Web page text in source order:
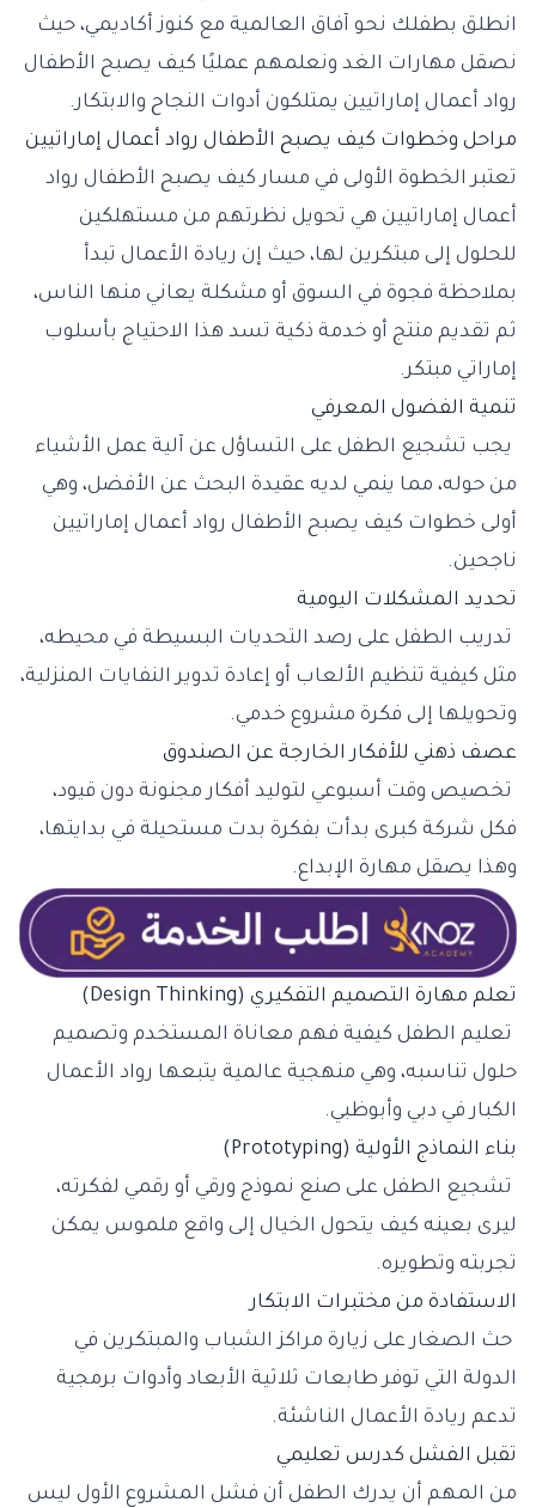
انطلق بطفلك نحو آفاق العالمية مع كنوز أكاديمي، حيث
نصقل مهارات الغد ونعلمهم عمليًا كيف يصبح الأطفال
رواد أعمال إماراتيين يمتلكون أدوات النجاح والابتكار.
مراحل وخطوات كيف يصبح الأطفال رواد أعمال إماراتيين
تعتبر الخطوة الأولى في مسار كيف يصبح الأطفال رواد
أعمال إماراتيين هي تحويل نظرتهم من مستهلكين
للحلول إلى مبتكرين لها، حيث إن ريادة الأعمال تبدأ
بملاحظة فجوة في السوق أو مشكلة يعاني منها الناس،
ثم تقديم منتج أو خدمة ذكية تسد هذا الاحتياج بأسلوب
إماراتي مبتكر.
تنمية الفضول المعرفي
يجب تشجيع الطفل على التساؤل عن آلية عمل الأشياء
من حوله، مما ينمي لديه عقيدة البحث عن الأفضل، وهي
أولى خطوات كيف يصبح الأطفال رواد أعمال إماراتيين
ناجحين.
تحديد المشكلات اليومية
تدريب الطفل على رصد التحديات البسيطة في محيطه،
مثل كيفية تنظيم الألعاب أو إعادة تدوير النفايات المنزلية،
وتحويلها إلى فكرة مشروع خدمي.
عصف ذهني للأفكار الخارجة عن الصندوق
تخصيص وقت أسبوعي لتوليد أفكار مجنونة دون قيود،
فكل شركة كبرى بدأت بفكرة بدت مستحيلة في بدايتها،
وهذا يصقل مهارة الإبداع.
تعلم مهارة التصميم التفكيري (Design Thinking)
تعليم الطفل كيفية فهم معاناة المستخدم وتصميم
حلول تناسبه، وهي منهجية عالمية يتبعها رواد الأعمال
الكبار في دبي وأبوظبي.
بناء النماذج الأولية (Prototyping)
تشجيع الطفل على صنع نموذج ورقي أو رقمي لفكرته،
ليرى بعينه كيف يتحول الخيال إلى واقع ملموس يمكن
تجربته وتطويره.
الاستفادة من مختبرات الابتكار
حث الصغار على زيارة مراكز الشباب والمبتكرين في
الدولة التي توفر طابعات ثلاثية الأبعاد وأدوات برمجية
تدعم ريادة الأعمال الناشئة.
تقبل الفشل كدرس تعليمي
من المهم أن يدرك الطفل أن فشل المشروع الأول ليس